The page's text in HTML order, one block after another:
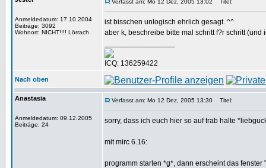
Anmeldedatum: 17.10.2004
Beiträge: 3092
Wohnort: NICHT!!!! Lörrach
Verfasst am: Mo 12 Dez, 2005 13:02 Titel:
ist bisschen unlogisch ehrlich gesagt. ^^
aber k, beschreibe bitte mal schritt f?r schritt
ICQ: 136259422
Nach oben
Anastasia
Anmeldedatum: 09.12.2005
Beiträge: 24
Verfasst am: Mo 12 Dez, 2005 13:30 Titel:
sorry, dass ich euch hier so auf trab halte
mit mirc 6.16:
programm starten *g*, dann erscheint das